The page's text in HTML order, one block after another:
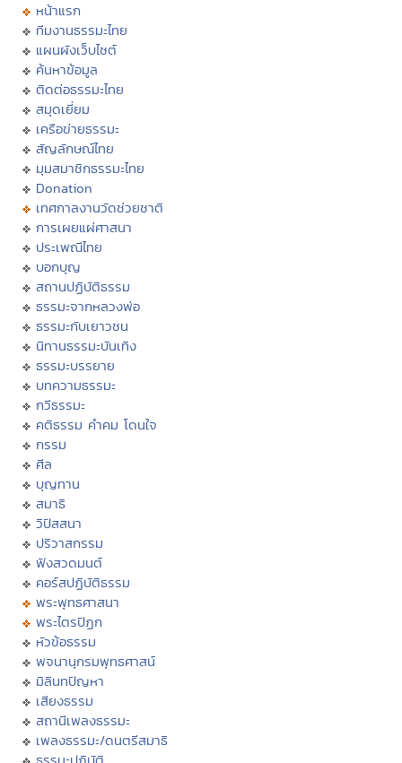
หน้าแรก
ทีมงานธรรมะไทย
แผนผังเว็บไซต์
ค้นหาข้อมูล
ติดต่อธรรมะไทย
สมุดเยี่ยม
เครือข่ายธรรมะ
สัญลักษณ์ไทย
มุมสมาชิกธรรมะไทย
Donation
เทศกาลงานวัดช่วยชาติ
การเผยแผ่ศาสนา
ประเพณีไทย
บอกบุญ
สถานปฏิบัติธรรม
ธรรมะจากหลวงพ่อ
ธรรมะกับเยาวชน
นิทานธรรมะบันเทิง
ธรรมะบรรยาย
บทความธรรมะ
กวีธรรมะ
คติธรรม คำคม โดนใจ
กรรม
ศีล
บุญทาน
สมาธิ
วิปัสสนา
ปริวาสกรรม
ฟังสวดมนต์
คอร์สปฏิบัติธรรม
พระพุทธศาสนา
พระไตรปิฏก
หัวข้อธรรม
พจนานุกรมพุทธศาสน์
มิลินทปัญหา
เสียงธรรม
สถานีเพลงธรรมะ
เพลงธรรมะ/ดนตรีสมาธิ